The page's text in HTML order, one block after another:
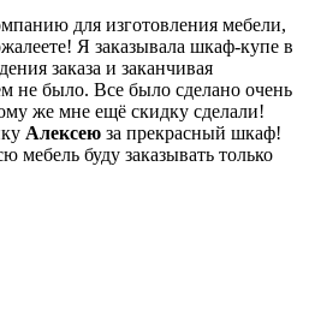
для изготовления мебели,
Я заказывала шкаф-купе в
заказа и заканчивая
не было. Все было сделано очень
же мне ещё скидку сделали!
Алексею за прекрасный шкаф!
мебель буду заказывать только